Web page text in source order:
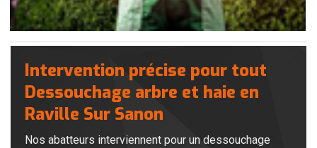
Intervention précise pour tout
Dessouchage arbre et haie en
Raville Sur Sanon
Nos abatteurs interviennent pour un dessouchage